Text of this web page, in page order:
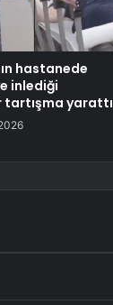
hastanede
inlediği
yarattı